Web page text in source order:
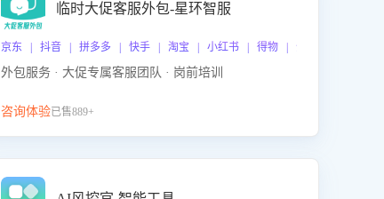
临时大促客服外包-星环智服
京东 | 抖音 | 拼多多 | 快手 | 淘宝 | 小红书 | 得物 | 企业微信
外包服务 · 大促专属客服团队 · 岗前培训
咨询体验已售889+